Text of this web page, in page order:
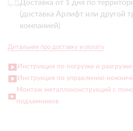
Доставка от 1 дня по
(доставка Арлифт или другой
компанией)
Детальнее про доставку и оплату
Инструкция по погрузке и
Инструкция по управлению
Монтаж металлоконструкций с
подъемников